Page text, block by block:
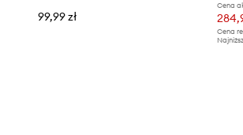
99,99 zł
Cena
Cena